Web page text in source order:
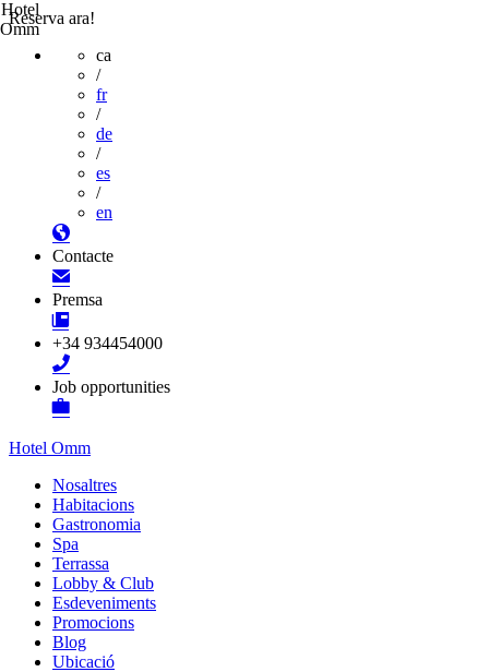
Reserva ara!
ca
/
fr
/
de
/
es
/
en
Contacte
Premsa
+34 934454000
Job opportunities
Hotel Omm
Nosaltres
Habitacions
Gastronomia
Spa
Terrassa
Lobby & Club
Esdeveniments
Promocions
Blog
Ubicació
Hotel
Omm